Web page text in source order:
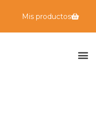
Mis productos